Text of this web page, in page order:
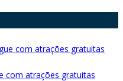
com atrações gratuitas